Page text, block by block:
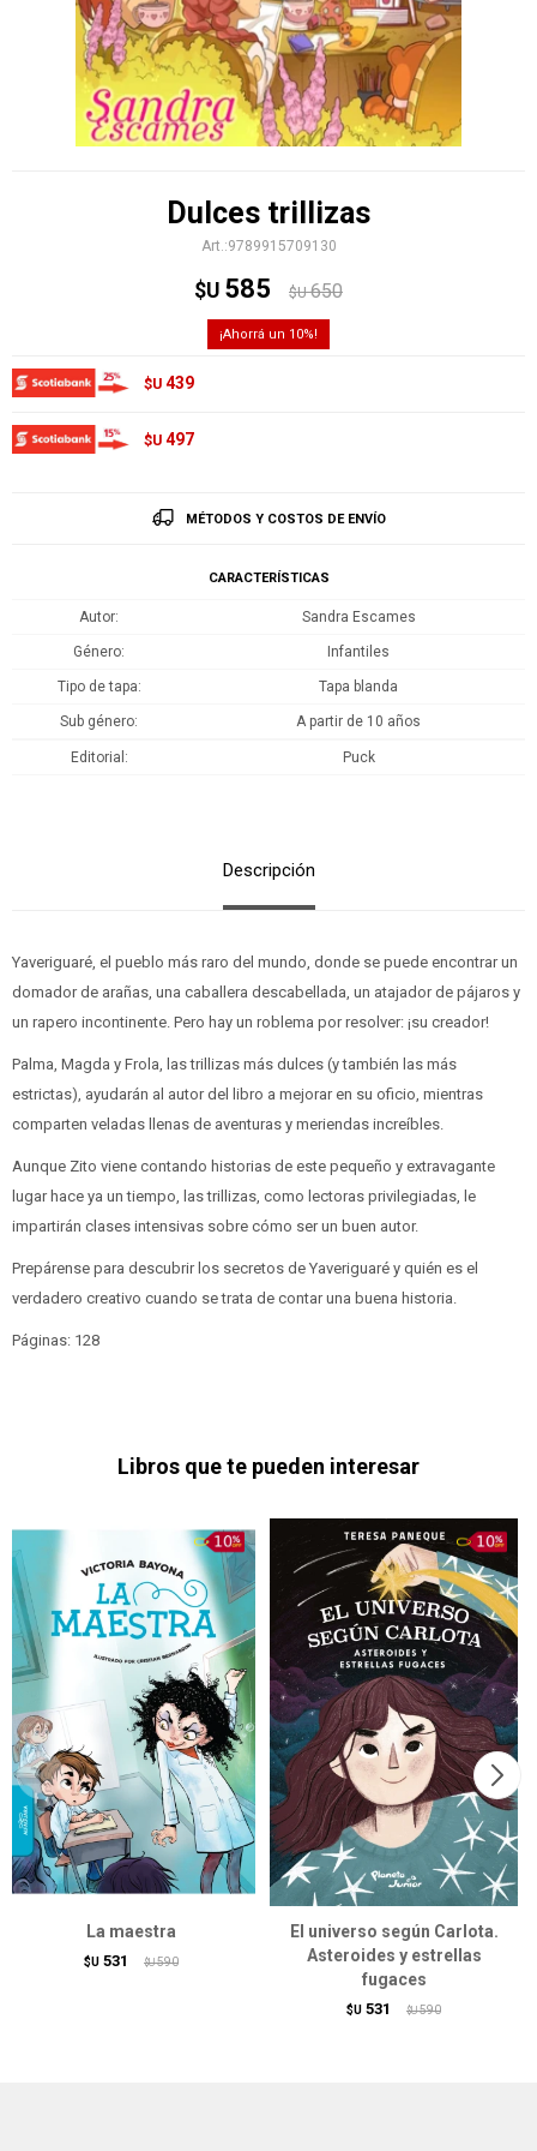
Dulces trillizas
9789915709130
$U 585 $U 650
10
$U 439
$U 497
MÉTODOS Y COSTOS DE ENVÍO
CARACTERÍSTICAS
Autor Sandra Escames
Género Infantiles
Tipo de tapa Tapa blanda
Sub género A partir de 10 años
Editorial Puck
Descripción
Yaveriguaré, el pueblo más raro del mundo, donde se puede encontrar un
domador de arañas, una caballera descabellada, un atajador de pájaros y
un rapero incontinente. Pero hay un roblema por resolver: ¡su creador!
Palma, Magda y Frola, las trillizas más dulces (y también las más
estrictas), ayudarán al autor del libro a mejorar en su oficio, mientras
comparten veladas llenas de aventuras y meriendas increíbles.
Aunque Zito viene contando historias de este pequeño y extravagante
lugar hace ya un tiempo, las trillizas, como lectoras privilegiadas, le
impartirán clases intensivas sobre cómo ser un buen autor.
Prepárense para descubrir los secretos de Yaveriguaré y quién es el
verdadero creativo cuando se trata de contar una buena historia.
Páginas: 128
Libros que te pueden interesar
La maestra
$U 531 $U 590
El universo según Carlota.
Asteroides y estrellas
fugaces
$U 531 $U 590